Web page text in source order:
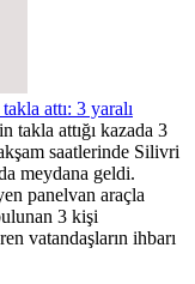
attı: 3 yaralı
takla attığı kazada 3
saatlerinde Silivri
meydana geldi.
panelvan araçla
3 kişi
vatandaşların ihbarı